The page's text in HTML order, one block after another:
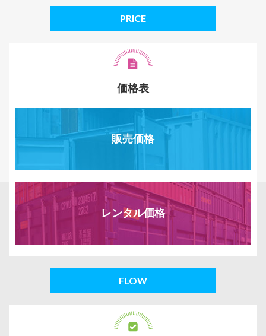
PRICE
価格表
販売価格
レンタル価格
FLOW